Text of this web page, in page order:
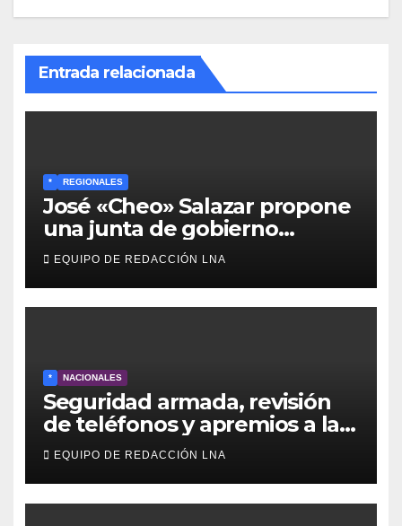
Entrada relacionada
* REGIONALES
José «Cheo» Salazar propone
una junta de gobierno
transitoria ante la crisis de
representatividad en
Venezuela
EQUIPO DE REDACCIÓN LNA
* NACIONALES
Seguridad armada, revisión
de teléfonos y apremios a la
prensa en el reinicio del
diálogo venezolano
EQUIPO DE REDACCIÓN LNA